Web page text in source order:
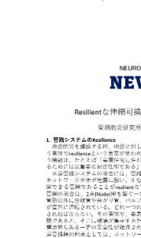
Company
製品＆サービス
研究開発 R&D
新着情報